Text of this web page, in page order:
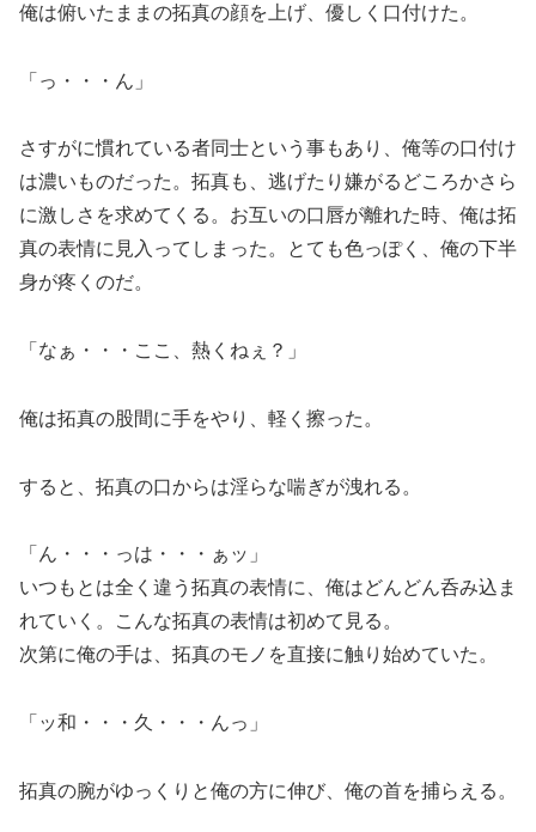
俺は俯いたままの拓真の顔を上げ、優しく口付けた。
「っ・・・ん」
さすがに慣れている者同士という事もあり、俺等の口付け
は濃いものだった。拓真も、逃げたり嫌がるどころかさら
に激しさを求めてくる。お互いの口唇が離れた時、俺は拓
真の表情に見入ってしまった。とても色っぽく、俺の下半
身が疼くのだ。
「なぁ・・・ここ、熱くねぇ？」
俺は拓真の股間に手をやり、軽く擦った。
すると、拓真の口からは淫らな喘ぎが洩れる。
「ん・・・っは・・・ぁッ」
いつもとは全く違う拓真の表情に、俺はどんどん呑み込ま
れていく。こんな拓真の表情は初めて見る。
次第に俺の手は、拓真のモノを直接に触り始めていた。
「ッ和・・・久・・・んっ」
拓真の腕がゆっくりと俺の方に伸び、俺の首を捕らえる。